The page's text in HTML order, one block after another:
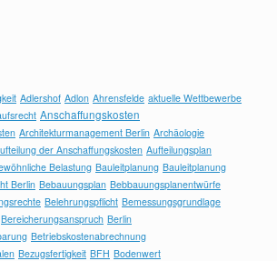
Adlershof Adlon Ahrensfelde aktuelle Wettbewerbe
Anschaffungskosten
Architekturmanagement Berlin Archäologie
der Anschaffungskosten Aufteilungsplan
Belastung Bauleitplanung Bauleitplanung
Berlin Bebauungsplan Bebbauungsplanentwürfe
Belehrungspflicht Bemessungsgrundlage
Bereicherungsanspruch Berlin
Betriebskostenabrechnung
Bezugsfertigkeit BFH Bodenwert